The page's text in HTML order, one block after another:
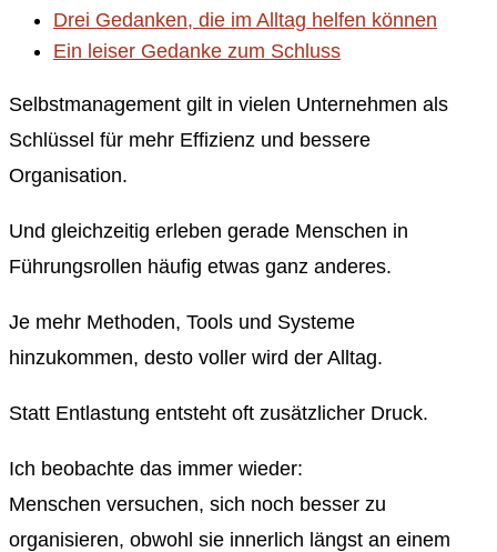
Drei Gedanken, die im Alltag helfen können
Ein leiser Gedanke zum Schluss
Selbstmanagement gilt in vielen Unternehmen als
Schlüssel für mehr Effizienz und bessere
Organisation.
Und gleichzeitig erleben gerade Menschen in
Führungsrollen häufig etwas ganz anderes.
Je mehr Methoden, Tools und Systeme
hinzukommen, desto voller wird der Alltag.
Statt Entlastung entsteht oft zusätzlicher Druck.
Ich beobachte das immer wieder:
Menschen versuchen, sich noch besser zu
organisieren, obwohl sie innerlich längst an einem